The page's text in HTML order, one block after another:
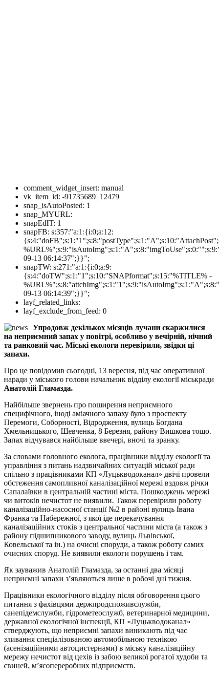
comment_widget_insert: manual
vk_item_id: -91735689_12479
snap_isAutoPosted: 1
snap_MYURL:
snapEdIT: 1
snapFB: s:357:"a:1:{i:0;a:12:
09-13 06:14:37";}}";
snapTW: s:271:"a:1:{i:0;a:9:
{s:4:"doTW";s:1:"1";s:10:"SNAPformat";s:15:"%TITLE% -
09-13 06:14:39";}}";
layf_related_links:
layf_exclude_from_feed: 0
Упродовж декількох місяців лучани скаржилися
на неприємний запах у повітрі, особливо у вечірній, нічний
та ранковий час. Міські екологи перевірили, звідки ці
запахи.
Про це повідомив сьогодні, 13 вересня, під час оперативної
наради у міського голови начальник відділу екології міськради
Анатолій Гламазда.
Найбільше звернень про поширення неприємного
специфічного, іноді аміачного запаху було з проспекту
Перемоги, Соборності, Відродження, вулиць Богдана
Хмельницького, Шевченка, 8 Березня, району Вишкова тощо.
Запах відчувався найбільше ввечері, вночі та зранку.
За словами головного еколога, працівники відділу екології та
управління з питань надзвичайних ситуацій міської ради
спільно з працівниками КП «Луцькводоканал» двічі провели
обстеження самопливної каналізаційної мережі вздовж річки
Сапалаївки в центральній частині міста. Пошкоджень мережі
чи витоків нечистот не виявили. Також перевірили роботу
каналізаційно-насосної станції №2 в районі вулиць Івана
Франка та Набережної, з якої іде перекачування
каналізаційних стоків з центральної частини міста (а також з
району підшипникового заводу, вулиць Львівської,
Ковельської та ін.) на очисні споруди, а також роботу самих
очисних споруд. Не виявили екологи порушень і там.
Як зауважив Анатолій Гламазда, за останні два місяці
неприємні запахи з’являються лише в робочі дні тижня.
Працівники екологічного відділу після обговорення цього
питання з фахівцями держпродспоживслужби,
санепідемслужби, гідрометеослужб, ветеринарної медицини,
державної екологічної інспекції, КП «Луцькводоканал»
стверджують, що неприємні запахи виникають під час
зливання спеціалізованою автомобільною технікою
(асенізаційними автоцистернами) в міську каналізаційну
мережу нечистот від цехів із забою великої рогатої худоби та
свиней, м’ясопереробних підприємств.